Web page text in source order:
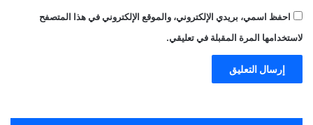
احفظ اسمي، بريدي الإلكتروني، والموقع الإلكتروني في هذا المتصفح
لاستخدامها المرة المقبلة في تعليقي.